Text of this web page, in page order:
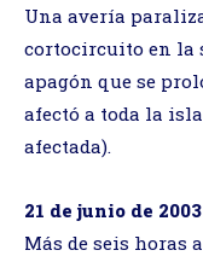
Una avería
cortocircuito en la
apagón que se
afectó a toda la
afectada).
21 de junio de 2003
Más de seis horas